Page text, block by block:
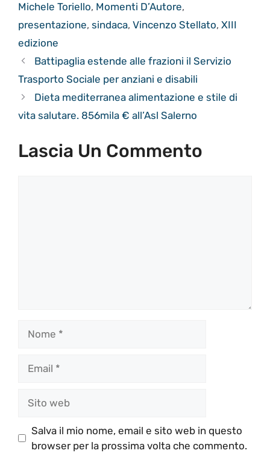
Michele Toriello, Momenti D’Autore,
presentazione, sindaca, Vincenzo Stellato, XIII
edizione
Battipaglia estende alle frazioni il Servizio
Trasporto Sociale per anziani e disabili
Dieta mediterranea alimentazione e stile di
vita salutare. 856mila € all’Asl Salerno
Lascia Un Commento
web
Salva il mio nome, email e sito web in questo
browser per la prossima volta che commento.